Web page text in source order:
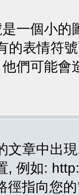
一個小
的表情符
們可能
文章中出
, 例如:
徑指向您